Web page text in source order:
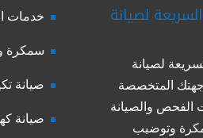
لصيانة
لصيانة
المتخصصة
والصيانة
وتوضيب
خدمات
سمكرة
صيانة
صيانة